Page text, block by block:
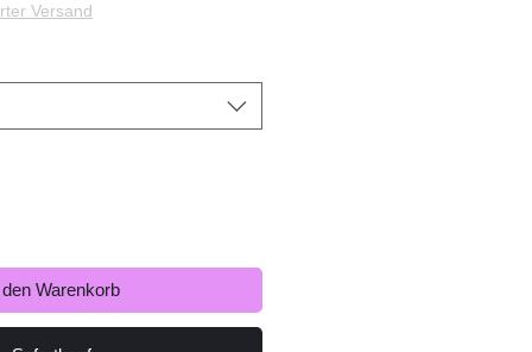
Versand
den Warenkorb